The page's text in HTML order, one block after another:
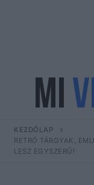
tartalomra
KEZDŐLAP
RETRÓ TÁRGYAK,
LESZ EGYSZERŰ!